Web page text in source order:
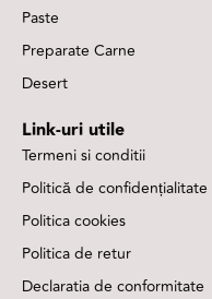
Paste
Preparate Carne
Desert
Link-uri utile
Termeni si conditii
Politică de confidențialitate
Politica cookies
Politica de retur
Declaratia de conformitate